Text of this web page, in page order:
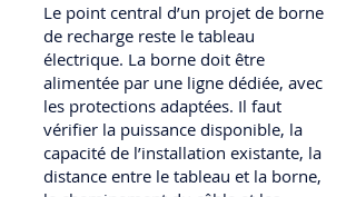
Le point central d’un projet de borne
de recharge reste le tableau
électrique. La borne doit être
alimentée par une ligne dédiée, avec
les protections adaptées. Il faut
vérifier la puissance disponible, la
capacité de l’installation existante, la
distance entre le tableau et la borne,